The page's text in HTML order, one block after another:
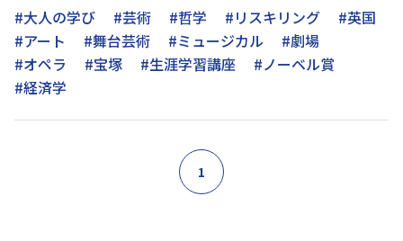
#大人の学び
#芸術 #哲学 #リスキリング
#英国
#アート
#舞台芸術 #ミュージカル
#劇場
#オペラ
#宝塚 #生涯学習講座
#ノーベル賞
#経済学
1